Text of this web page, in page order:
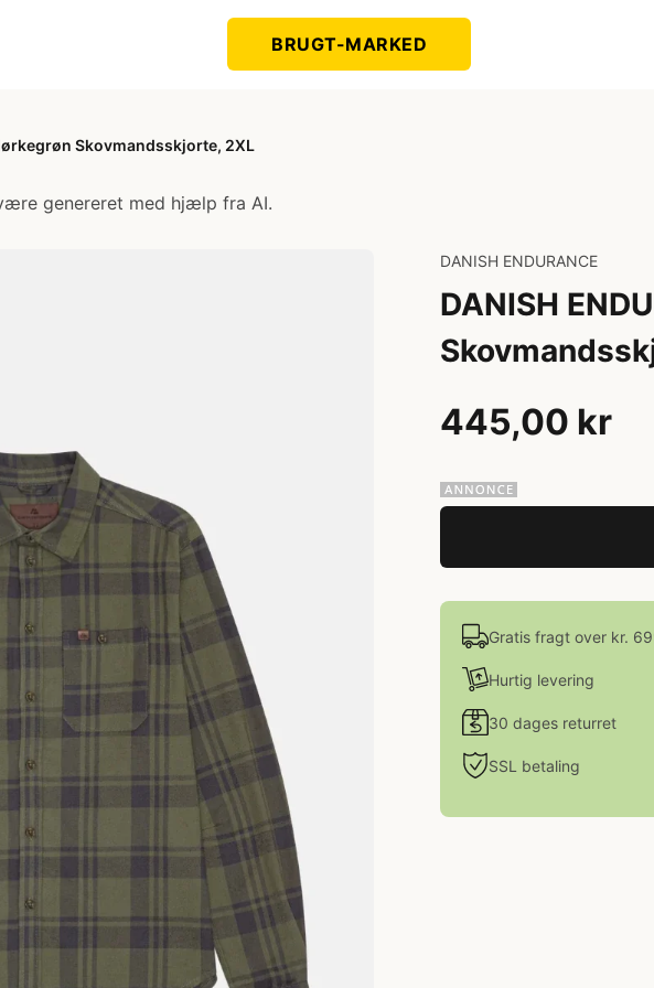
BRUGT-MARKED
Skovmandsskjorte, 2XL
genereret med hjælp fra AI.
DANISH ENDURANCE
DANISH
445,00 kr
Gratis fragt over kr.
Hurtig levering
30 dages returret
SSL betaling